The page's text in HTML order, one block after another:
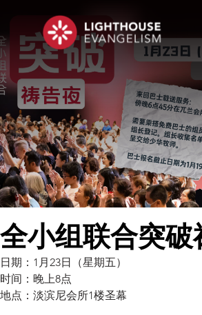
全小组联合突破
日期：1月23日（星期五）
时间：晚上8点
地点：淡滨尼会所1楼圣幕